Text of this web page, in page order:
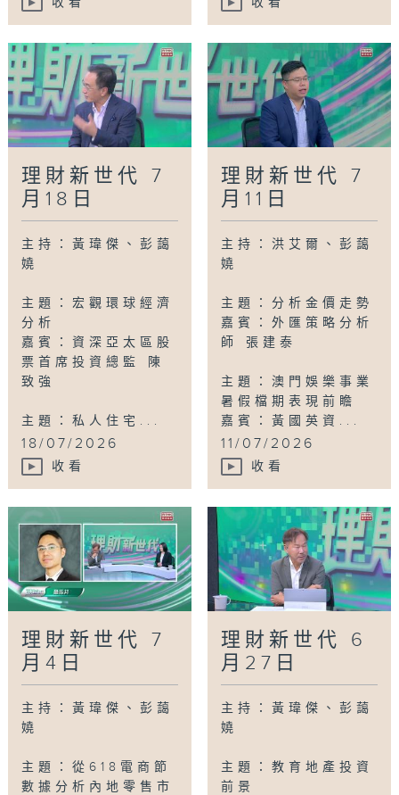
理財新世代 7
月18日
主持：黃瑋傑、彭藹
嬈
主題：宏觀環球經濟
分析
嘉賓：資深亞太區股
票首席投資總監 陳
致強
主題：私人住宅...
18/07/2026
收看
理財新世代 7
月11日
主持：洪艾爾、彭藹
嬈
主題：分析金價走勢
嘉賓：外匯策略分析
師 張建泰
主題：澳門娛樂事業
暑假檔期表現前瞻
嘉賓：黃國英資...
11/07/2026
收看
理財新世代 7
月4日
主持：黃瑋傑、彭藹
嬈
主題：從618電商節
數據分析內地零售市
理財新世代 6
月27日
主持：黃瑋傑、彭藹
嬈
主題：教育地產投資
前景